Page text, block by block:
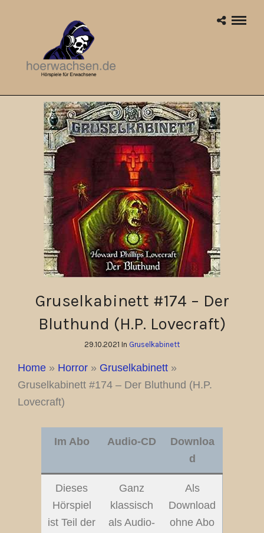
Gruselkabinett #174 – Der
Bluthund (H.P. Lovecraft)
29.10.2021 In Gruselkabinett
Home » Horror » Gruselkabinett »
Gruselkabinett #174 – Der Bluthund (H.P.
Lovecraft)
Im Abo Audio-CD
Downloa
d
Dieses
Hörspiel
ist Teil der
Ganz
klassisch
als Audio-
Als
Download
ohne Abo